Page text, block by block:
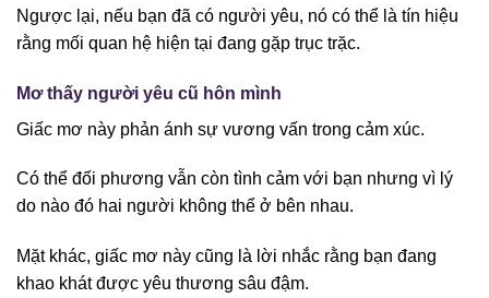
Ngược lại, nếu bạn đã có người yêu, nó có thể là tín hiệu
rằng mối quan hệ hiện tại đang gặp trục trặc.
Mơ thấy người yêu cũ hôn mình
Giấc mơ này phản ánh sự vương vấn trong cảm xúc.
Có thể đối phương vẫn còn tình cảm với bạn nhưng vì lý
do nào đó hai người không thể ở bên nhau.
Mặt khác, giấc mơ này cũng là lời nhắc rằng bạn đang
khao khát được yêu thương sâu đậm.